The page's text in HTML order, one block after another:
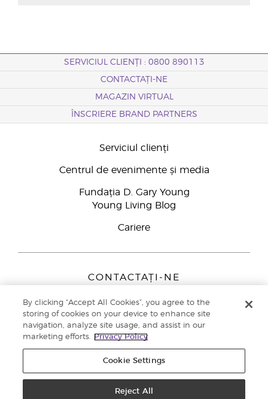
SERVICIUL CLIENȚI : 0800 890113
CONTACTAȚI-NE
MAGAZIN VIRTUAL
ÎNSCRIERE BRAND PARTNERS
Serviciul clienți
Centrul de evenimente și media
Fundația D. Gary Young
Young Living Blog
Cariere
CONTACTAȚI-NE
Peizerweg 97
9727 AJ Groningen
Netherlands
Înscriere Brand Partners0800 890113
Politica de confidențialitate
By clicking “Accept All Cookies”, you agree to the
storing of cookies on your device to enhance site
navigation, analyze site usage, and assist in our
marketing efforts.
Privacy Policy
Cookie Settings
Reject All